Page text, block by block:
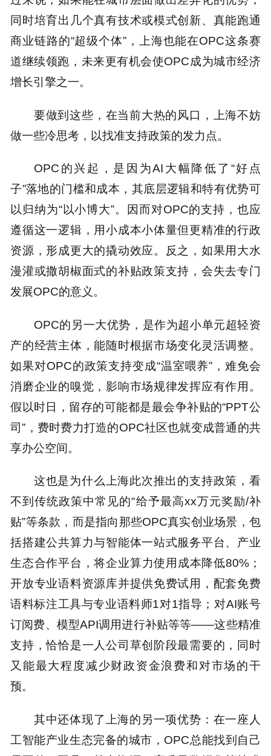
同时培育出几个真有技术或模式创新、真能跑通
商业链路的“超级个体”，上海也能在OPC这条赛
道继续领跑，未来更有机会使OPC成为城市经济
增长引擎之一。
要做到这些，在当前大热的风口，上海不妨
做一些冷思考，以找准支持政策的发力点。
OPC的兴起，是因为AI大幅降低了“好点
子”落地的门槛和成本，其底层逻辑和特有优势可
以归纳为“以小博大”。因而对OPC的支持，也应
遵循这一逻辑，用小成本小体量但更精准的行政
资源，形成更大的撬动效应。反之，如果用大水
漫灌或撒胡椒面式的补贴政策支持，会失去专门
发展OPC的意义。
OPC的另一大优势，是作为超小单元超轻资
产的经营主体，能随时根据市场变化灵活调整。
如果对OPC的政策支持变成“温室喂养”，难免会
消磨企业的嗅觉，影响市场规律发挥应有作用。
假以时日，留存的可能都是最会争补贴的“PPT公
司”，费时费力打造的OPC社区也就变成普通的共
享办公空间。
这也是为什么上海此次推出的支持政策，看
不到传统政策中常见的“给予最高xx万元奖励/补
贴”等条款，而是指向那些OPC真实创业场景，包
括搭建公共算力与智能体一站式服务平台、产业
生态合作平台，将企业算力使用成本降低80%；
开放专业语料资源库并提供免费试用，配套免费
语料标注工具与专业语料师1对1指导；对AI账号
订阅费、模型API调用进行补贴等等——这些精准
支持，恰恰是一人公司草创阶段最需要的，同时
又能最大程度减少财政资金浪费和对市场的干
预。
其中还体现了上海的另一项优势：在一座人
工智能产业生态完备的城市，OPC总能找到自己